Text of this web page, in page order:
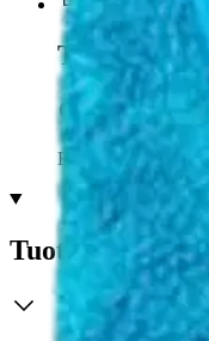
Tarkista
Ei saatavilla
Tuotekuvaus